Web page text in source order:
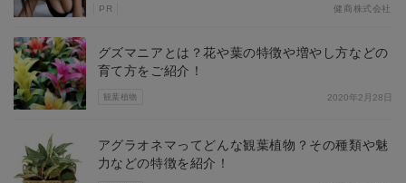
PR 健商株式会社
観葉植物
グズマニアとは？花や葉の特徴や増やし方などの
育て方をご紹介！
2020年2月28日
アグラオネマってどんな観葉植物？その種類や魅
力などの特徴を紹介！